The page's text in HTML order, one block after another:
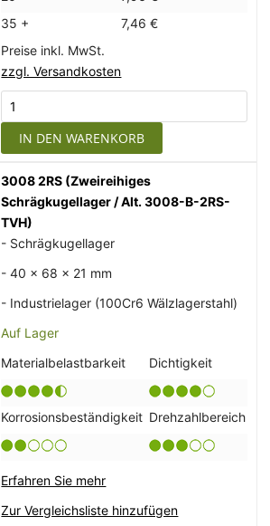
35 +
7,46 €
Preise inkl. MwSt.
zzgl. Versandkosten
IN DEN WARENKORB
3008 2RS (Zweireihiges
Schrägkugellager / Alt. 3008-B-2RS-
TVH)
- Schrägkugellager
- 40 x 68 x 21 mm
- Industrielager (100Cr6 Wälzlagerstahl)
Auf Lager
Materialbelastbarkeit
Dichtigkeit
Korrosionsbeständigkeit Drehzahlbereich
Erfahren Sie mehr
Zur Vergleichsliste hinzufügen